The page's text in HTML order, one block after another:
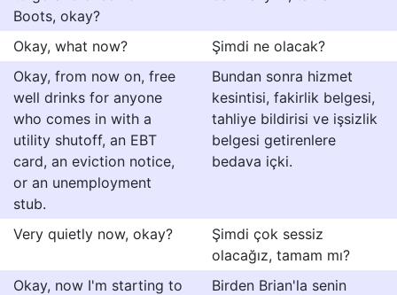
Boots, okay?
Okay, what now?
Şimdi ne olacak?
Okay, from now on, free
well drinks for anyone
who comes in with a
utility shutoff, an EBT
card, an eviction notice,
or an unemployment
stub.
Bundan sonra hizmet
kesintisi, fakirlik belgesi,
tahliye bildirisi ve işsizlik
belgesi getirenlere
bedava içki.
Very quietly now, okay?
Şimdi çok sessiz
olacağız, tamam mı?
Okay, now I'm starting to
Birden Brian'la senin